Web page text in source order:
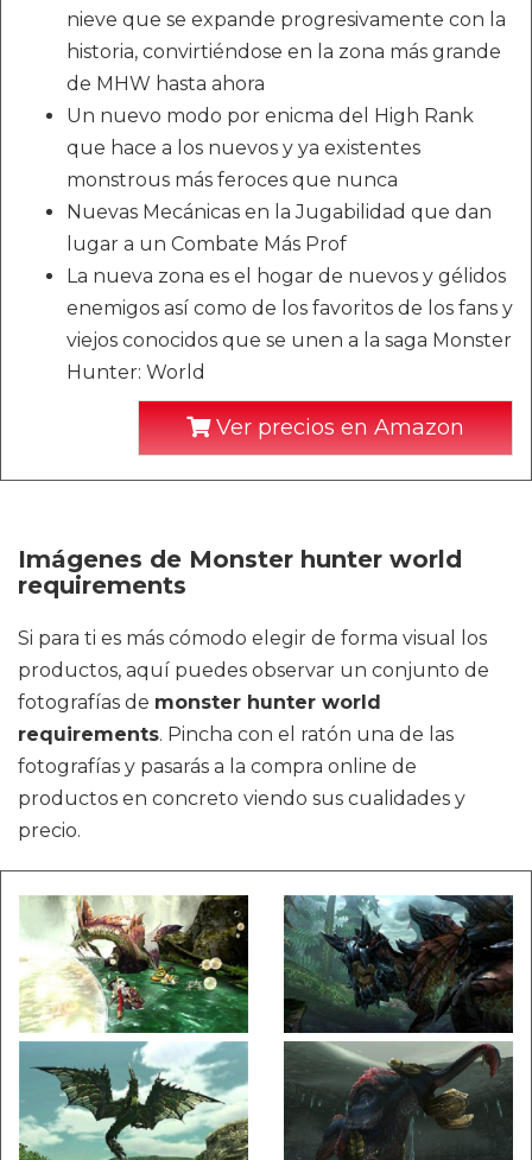
nieve que se expande progresivamente con la
historia, convirtiéndose en la zona más grande
de MHW hasta ahora
Un nuevo modo por enicma del High Rank
que hace a los nuevos y ya existentes
monstrous más feroces que nunca
Nuevas Mecánicas en la Jugabilidad que dan
lugar a un Combate Más Prof
La nueva zona es el hogar de nuevos y gélidos
enemigos así como de los favoritos de los fans y
viejos conocidos que se unen a la saga Monster
Hunter: World
Ver precios en Amazon
Imágenes de Monster hunter world
requirements
Si para ti es más cómodo elegir de forma visual los
productos, aquí puedes observar un conjunto de
fotografías de monster hunter world
requirements. Pincha con el ratón una de las
fotografías y pasarás a la compra online de
productos en concreto viendo sus cualidades y
precio.